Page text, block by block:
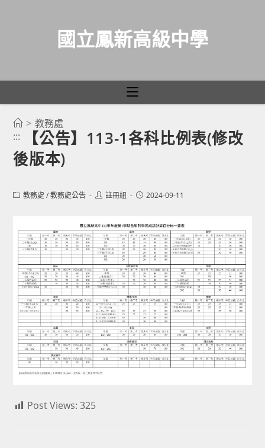
國立鳳新高級中學
> 教務處
:::
【公告】113-1各科比例表(修改
後版本)
Post教務處 / 教務處公告
Post註冊組
Post2024-09-11
Post Views: 325